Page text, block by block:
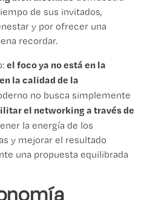
de sus invitados,
y por ofrecer una
recordar.
el foco ya no está en la
la calidad de la
no busca simplemente
el networking a través de
la energía de los
y mejorar el resultado
una propuesta equilibrada